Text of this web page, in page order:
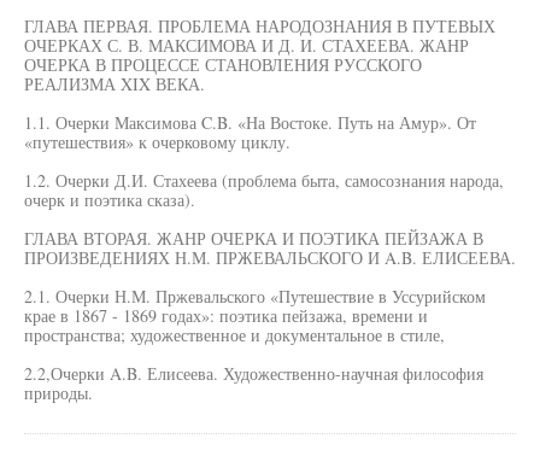
ГЛАВА ПЕРВАЯ. ПРОБЛЕМА НАРОДОЗНАНИЯ В ПУТЕВЫХ
ОЧЕРКАХ С. В. МАКСИМОВА И Д. И. СТАХЕЕВА. ЖАНР
ОЧЕРКА В ПРОЦЕССЕ СТАНОВЛЕНИЯ РУССКОГО
РЕАЛИЗМА XIX ВЕКА.
1.1. Очерки Максимова C.B. «На Востоке. Путь на Амур». От
«путешествия» к очерковому циклу.
1.2. Очерки Д.И. Стахеева (проблема быта, самосознания народа,
очерк и поэтика сказа).
ГЛАВА ВТОРАЯ. ЖАНР ОЧЕРКА И ПОЭТИКА ПЕЙЗАЖА В
ПРОИЗВЕДЕНИЯХ Н.М. ПРЖЕВАЛЬСКОГО И A.B. ЕЛИСЕЕВА.
2.1. Очерки Н.М. Пржевальского «Путешествие в Уссурийском
крае в 1867 - 1869 годах»: поэтика пейзажа, времени и
пространства; художественное и документальное в стиле,
2.2,Очерки A.B. Елисеева. Художественно-научная философия
природы.